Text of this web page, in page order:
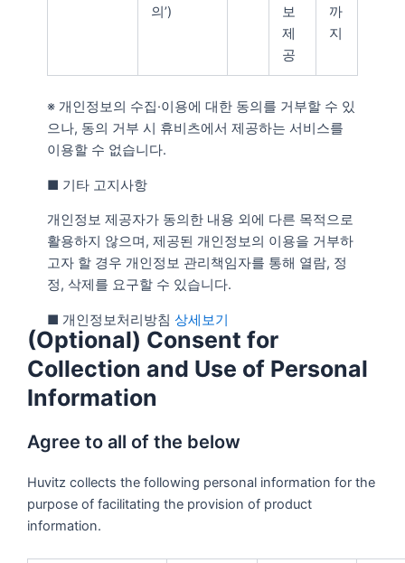
의’)
보
제
공
까
지
※ 개인정보의 수집·이용에 대한 동의를 거부할 수 있
으나, 동의 거부 시 휴비츠에서 제공하는 서비스를
이용할 수 없습니다.
■ 기타 고지사항
개인정보 제공자가 동의한 내용 외에 다른 목적으로
활용하지 않으며, 제공된 개인정보의 이용을 거부하
고자 할 경우 개인정보 관리책임자를 통해 열람, 정
정, 삭제를 요구할 수 있습니다.
■ 개인정보처리방침 상세보기
(Optional) Consent for
Collection and Use of Personal
Information
Agree to all of the below
Huvitz collects the following personal information for the
purpose of facilitating the provision of product
information.